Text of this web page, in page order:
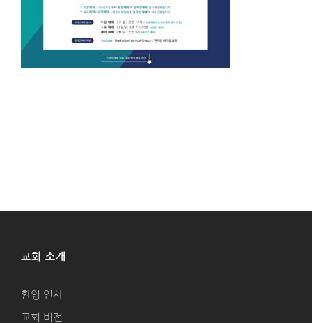
교회 소개
환영 인사
교회 비전